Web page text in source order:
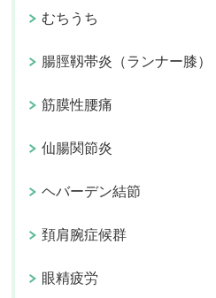
むちうち
腸脛靱帯炎（ランナー膝）
筋膜性腰痛
仙腸関節炎
ヘバーデン結節
頚肩腕症候群
眼精疲労